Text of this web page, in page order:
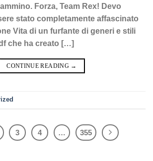
Forza, Team Rex! Devo
stato completamente affascinato
Vita di un furfante di generi e stili
che ha creato […]
CONTINUE READING →
3 4 … 355